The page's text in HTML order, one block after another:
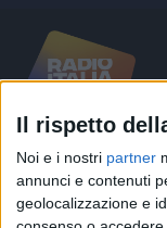
Il rispetto
Noi e i nostri partner
annunci e contenuti
geolocalizzazione e
©2026RADIO ITALIA
contenute nel sito sono
connessi.
Capitale Sociale €